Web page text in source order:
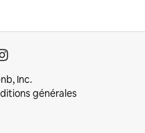
Inc.
générales